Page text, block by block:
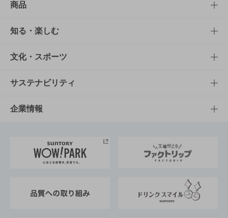
商品
商品TOP
商品一覧
商品発売情報
栄養成分一覧
知る・楽しむ
知る・楽しむTOP
キャンペーン
工場見学
地域情報
文化・スポーツ
文化・スポーツTOP
サントリーホール
サントリーサンバーズ大阪
サステナビリティ
サステナビリティTOP
サントリーが考えるサステナビリティ経営
企業情報
企業概要